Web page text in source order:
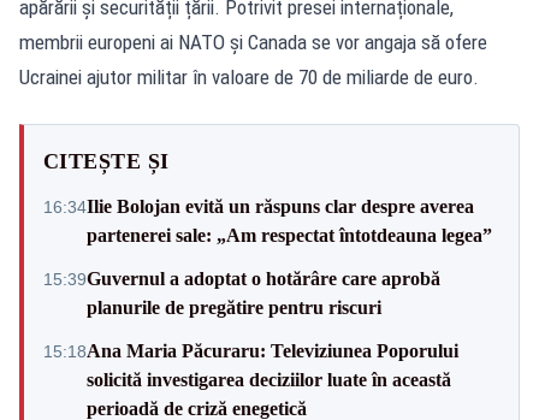
apărării și securității țării. Potrivit presei internaționale,
membrii europeni ai NATO și Canada se vor angaja să ofere
Ucrainei ajutor militar în valoare de 70 de miliarde de euro.
CITEȘTE ȘI
16:34Ilie Bolojan evită un răspuns clar despre averea
partenerei sale: „Am respectat întotdeauna legea”
15:39Guvernul a adoptat o hotărâre care aprobă
planurile de pregătire pentru riscuri
15:18Ana Maria Păcuraru: Televiziunea Poporului
solicită investigarea deciziilor luate în această
perioadă de criză enegetică